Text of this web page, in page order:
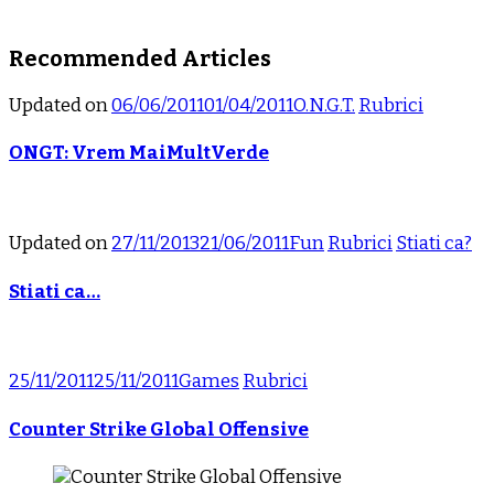
Recommended Articles
Updated on06/06/201101/04/2011O.N.G.T. Rubrici
ONGT: Vrem MaiMultVerde
Updated on27/11/201321/06/2011FunRubriciStiati ca?
Stiati ca…
25/11/201125/11/2011Games Rubrici
Counter Strike Global Offensive